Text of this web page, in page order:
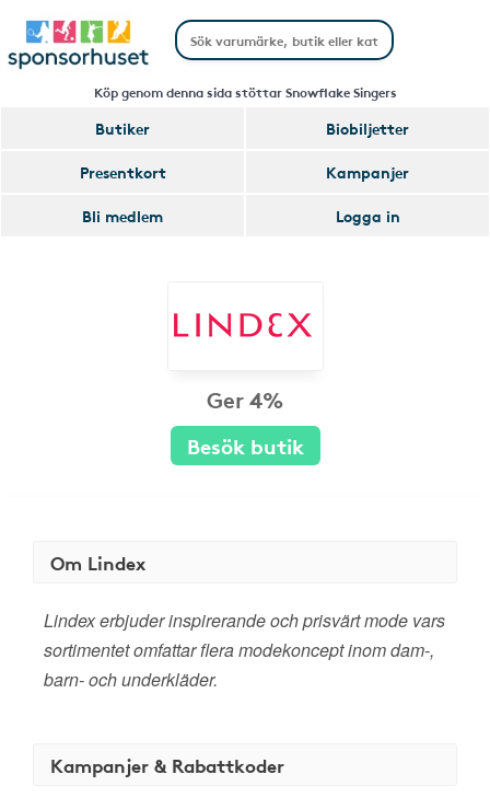
Köp genom denna sida stöttar Snowflake Singers
Butiker
Biobiljetter
Presentkort
Kampanjer
Bli medlem
Logga in
Ger 4%
Besök butik
Om Lindex
Lindex erbjuder inspirerande och prisvärt mode vars
sortimentet omfattar flera modekoncept inom dam-,
barn- och underkläder.
Kampanjer & Rabattkoder